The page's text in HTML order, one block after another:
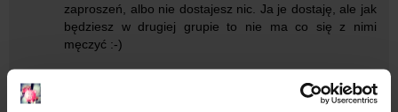
zaproszeń, albo nie dostajesz nic. Ja je dostaję, ale jak
będziesz w drugiej grupie to nie ma co się z nimi
męczyć :-)